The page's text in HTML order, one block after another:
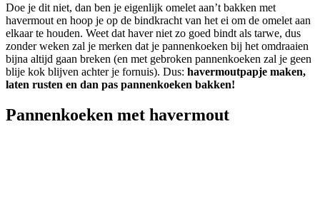
Doe je dit niet, dan ben je eigenlijk omelet aan’t bakken met
havermout en hoop je op de bindkracht van het ei om de omelet aan
elkaar te houden. Weet dat haver niet zo goed bindt als tarwe, dus
zonder weken zal je merken dat je pannenkoeken bij het omdraaien
bijna altijd gaan breken (en met gebroken pannenkoeken zal je geen
blije kok blijven achter je fornuis). Dus: havermoutpapje maken,
laten rusten en dan pas pannenkoeken bakken!
Pannenkoeken met havermout